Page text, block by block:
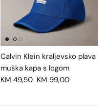
Calvin Klein kraljevsko plava
muška kapa s logom
KM 49,50 KM 99,00